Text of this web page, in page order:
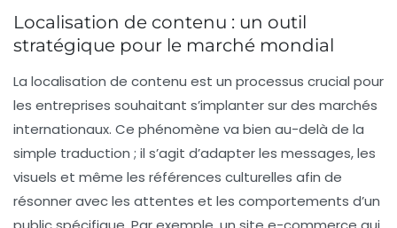
Localisation de contenu : un outil
stratégique pour le marché mondial
La localisation de contenu est un processus crucial pour
les entreprises souhaitant s’implanter sur des marchés
internationaux. Ce phénomène va bien au-delà de la
simple traduction ; il s’agit d’adapter les messages, les
visuels et même les références culturelles afin de
résonner avec les attentes et les comportements d’un